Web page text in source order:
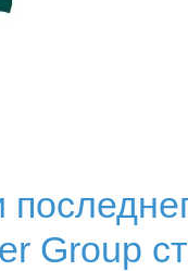
Group